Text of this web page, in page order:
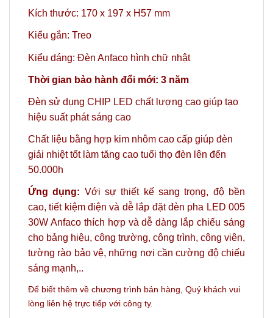
Kích thước: 170 x 197 x H57 mm
Kiểu gắn: Treo
Kiểu dáng: Đèn Anfaco hình chữ nhật
Thời gian bảo hành đổi mới: 3 năm
Đèn sử dụng CHIP LED chất lượng cao giúp tạo
hiệu suất phát sáng cao
Chất liệu bằng hợp kim nhôm cao cấp giúp đèn
giải nhiệt tốt làm tăng cao tuổi thọ đèn lên đến
50.000h
Ứng dụng: Với sự thiết kế sang trọng, độ bền
cao, tiết kiệm điện và dễ lắp đặt đèn pha LED 005
30W Anfaco thích hợp và dễ dàng lắp chiếu sáng
cho bảng hiệu, công trường, công trình, công viên,
tường rào bảo vệ, những nơi cần cường độ chiếu
sáng mạnh,..
Để biết thêm về chương trình bán hàng, Quý khách vui
lòng liên hệ trực tiếp với công ty.